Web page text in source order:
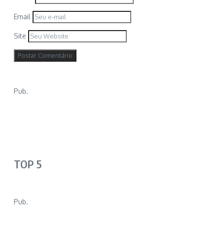
Email
Site
Pub.
TOP 5
Pub.